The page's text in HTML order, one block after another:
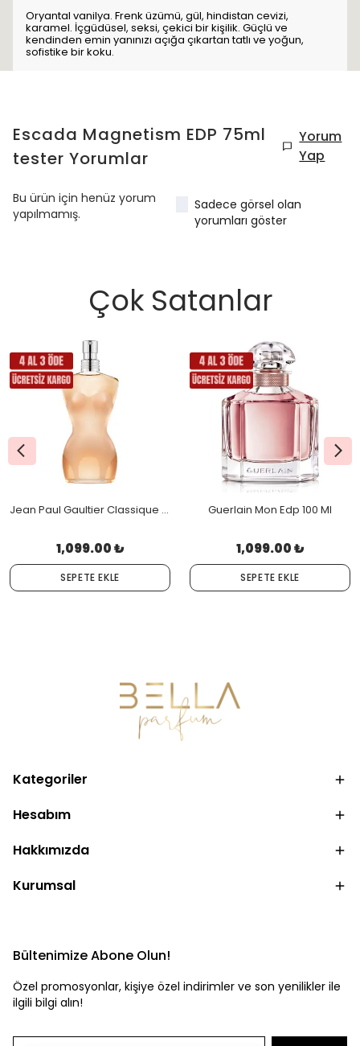
Oryantal vanilya. Frenk üzümü, gül, hindistan cevizi,
karamel. İçgüdüsel, seksi, çekici bir kişilik. Güçlü ve
kendinden emin yanınızı açığa çıkartan tatlı ve yoğun,
sofistike bir koku.
Escada Magnetism EDP 75ml
tester Yorumlar
Yorum
Yap
Bu ürün için henüz yorum
yapılmamış.
Sadece görsel olan
yorumları göster
Çok Satanlar
Jean Paul Gaultier Classique Edt 100 Ml
1,099.00 ₺
SEPETE EKLE
Guerlain Mon Edp 100 Ml
1,099.00 ₺
SEPETE EKLE
Kategoriler
Hesabım
Hakkımızda
Kurumsal
Bültenimize Abone Olun!
Özel promosyonlar, kişiye özel indirimler ve son yenilikler ile
ilgili bilgi alın!